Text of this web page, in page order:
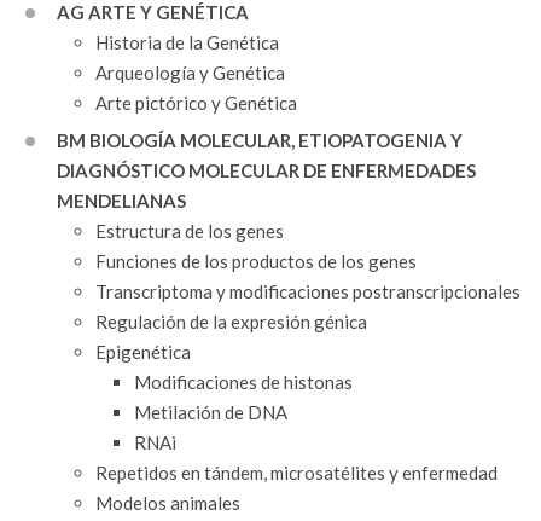
AG ARTE Y GENÉTICA
Historia de la Genética
Arqueología y Genética
Arte pictórico y Genética
BM BIOLOGÍA MOLECULAR, ETIOPATOGENIA Y
DIAGNÓSTICO MOLECULAR DE ENFERMEDADES
MENDELIANAS
Estructura de los genes
Funciones de los productos de los genes
Transcriptoma y modificaciones postranscripcionales
Regulación de la expresión génica
Epigenética
Modificaciones de histonas
Metilación de DNA
RNAi
Repetidos en tándem, microsatélites y enfermedad
Modelos animales